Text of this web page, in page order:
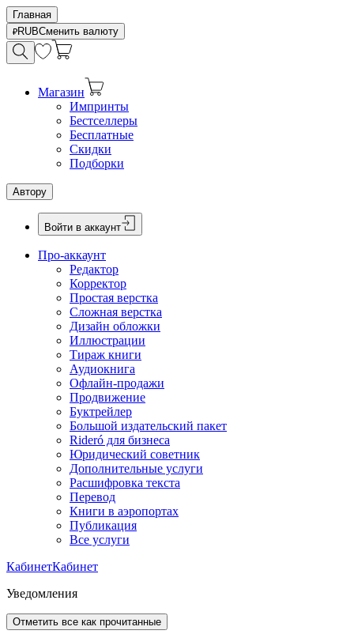
Главная
RUBСменить валюту
Магазин
Импринты
Бестселлеры
Бесплатные
Скидки
Подборки
Автору
Войти в аккаунт
Про-аккаунт
Редактор
Корректор
Простая верстка
Сложная верстка
Дизайн обложки
Иллюстрации
Тираж книги
Аудиокнига
Офлайн-продажи
Продвижение
Буктрейлер
Большой издательский пакет
Rideró для бизнеса
Юридический советник
Дополнительные услуги
Расшифровка текста
Перевод
Книги в аэропортах
Публикация
Все услуги
КабинетКабинет
Уведомления
Отметить все как прочитанные